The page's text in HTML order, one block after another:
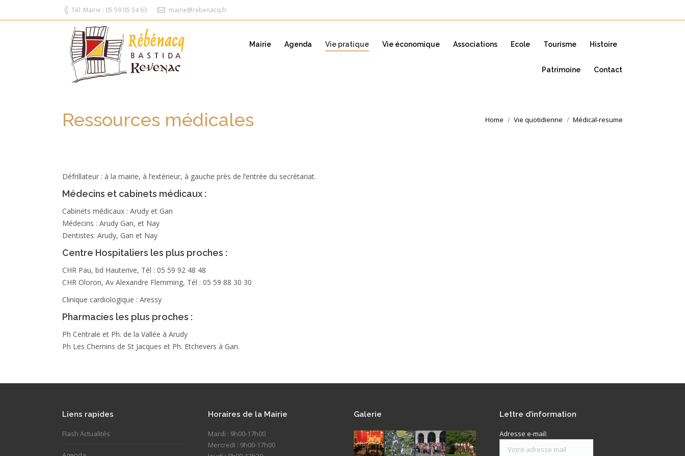
Tél. Mairie : 05 59 05 54 63 mairie@rebenacq.fr
Mairie Agenda Vie pratique Vie économique Associations Ecole Tourisme Histoire
Patrimoine Contact
Ressources médicales Home Vie quotidienne Médical-resume
Défrillateur : à la mairie, à l’extérieur, à gauche près de l’entrée du secrétariat.
Médecins et cabinets médicaux :
Cabinets médicaux : Arudy et Gan
Médecins : Arudy Gan, et Nay
Dentistes: Arudy, Gan et Nay
Centre Hospitaliers les plus proches :
CHR Pau, bd Hauterive, Tél : 05 59 92 48 48
CHR Oloron, Av Alexandre Flemming, Tél : 05 59 88 30 30
Clinique cardiologique : Aressy
Pharmacies les plus proches :
Ph Centrale et Ph. de la Vallée à Arudy
Ph Les Chemins de St Jacques et Ph. Etchevers à Gan.
Liens rapides
Flash Actualités
Horaires de la Mairie
Mardi : 9h00-17h00
Mercredi : 9h00-17h00
Galerie Lettre d’information
Adresse e-mail: